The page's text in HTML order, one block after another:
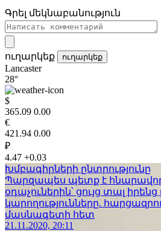
Գրել մեկնաբանություն
ուղարկեք ուղարկեք
Lancaster
28°
$
365.09 0.00
€
421.94 0.00
₽
4.47 +0.03
Խմբագիրների ընտրությունը
Պարզապես պետք է
օդաչուներին՝ ցույց տալ իրենց
կարողությունները.
մասնագետի հետ
21.11.2020, 20:11